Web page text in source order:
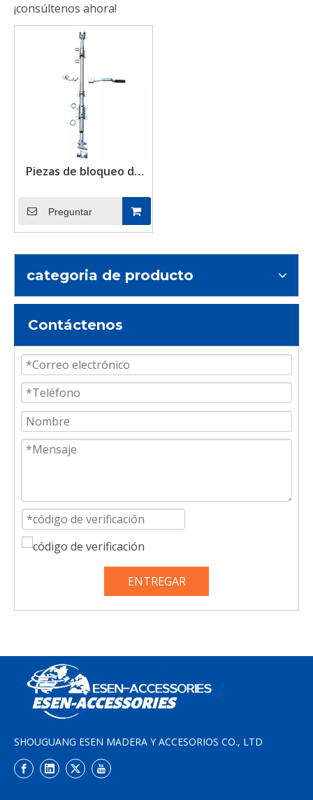
¡consúltenos ahora!
Piezas de bloqueo de
de palanca de bloqueo
Preguntar
categoria de producto
Contáctenos
ENTREGAR
SHOUGUANG ESEN MADERA Y ACCESORIOS CO., LTD